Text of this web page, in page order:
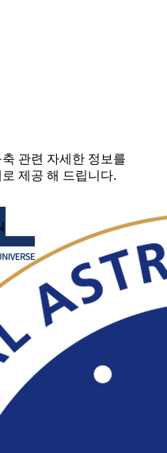
관련 자세한 정보를
제공 해 드립니다.